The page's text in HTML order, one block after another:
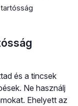
és a tincsek
Ne használj
Ehelyett az